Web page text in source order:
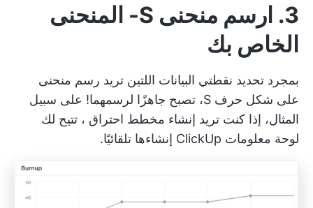
3. ارسم منحنى S- المنحنى
الخاص بك
بمجرد تحديد نقطتي البيانات اللتين تريد رسم منحنى
على شكل حرف S، تصبح جاهزًا لرسمهما! على سبيل
المثال، إذا كنت تريد إنشاء مخطط احتراق ، تتيح لك
لوحة معلومات ClickUp إنشاءها تلقائيًا.